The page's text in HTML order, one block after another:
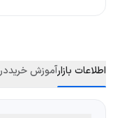
اطلاعات بازارآموزش خرید